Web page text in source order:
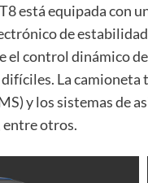
está equipada con
de
el control dinámico
La
y los sistemas de
entre otros.